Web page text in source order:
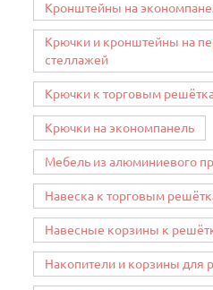
Кронштейны на
Крючки и кронштейны на
стеллажей
Крючки к торговым
Крючки на экономпанель
Мебель из алюминиевого
Навеска к торговым
Навесные корзины к
Накопители и корзины для